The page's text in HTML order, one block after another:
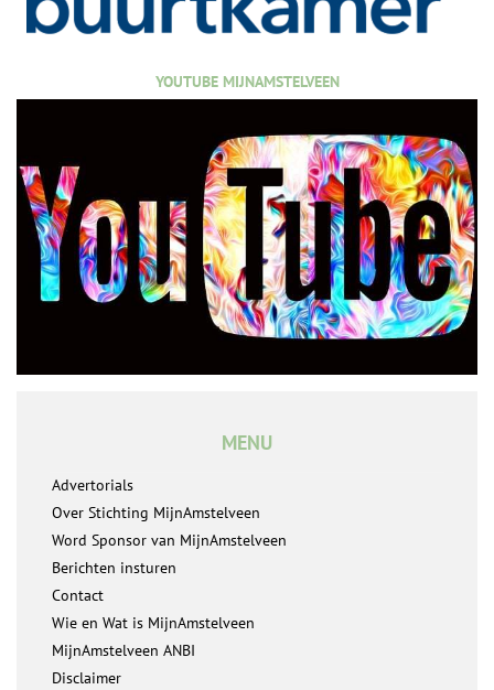
YOUTUBE MIJNAMSTELVEEN
MENU
Advertorials
Over Stichting MijnAmstelveen
Word Sponsor van MijnAmstelveen
Berichten insturen
Contact
Wie en Wat is MijnAmstelveen
MijnAmstelveen ANBI
Disclaimer